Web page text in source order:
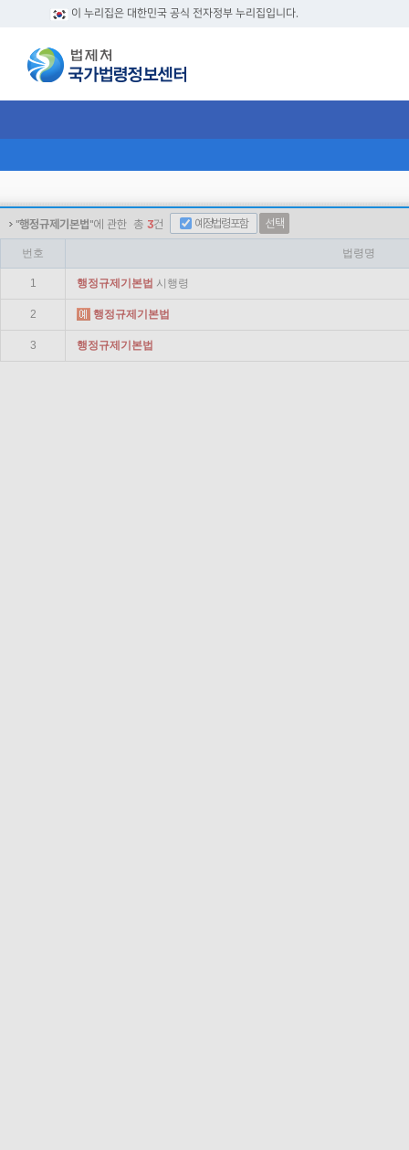
이 누리집은 대한민국 공식 전자정부 누리집입니다.
"행정규제기본법"에 관한 총 3건 예정법령포함 선택
번호 법령명
1 행정규제 기본법 시행령
2 행정규제 기본법
3 행정규제 기본법